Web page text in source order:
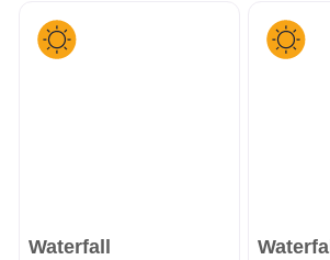
Waterfall
Waterfall